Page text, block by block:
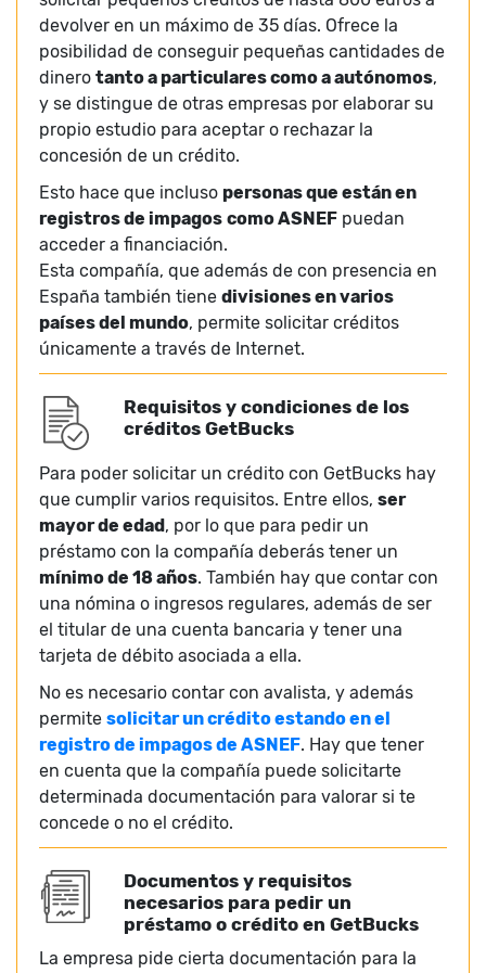
devolver en un máximo de 35 días. Ofrece la
posibilidad de conseguir pequeñas cantidades de
dinero tanto a particulares como a autónomos,
y se distingue de otras empresas por elaborar su
propio estudio para aceptar o rechazar la
concesión de un crédito.
Esto hace que incluso personas que están en
registros de impagos como ASNEF puedan
acceder a financiación.
Esta compañía, que además de con presencia en
España también tiene divisiones en varios
países del mundo, permite solicitar créditos
únicamente a través de Internet.
Requisitos y condiciones de los
créditos GetBucks
Para poder solicitar un crédito con GetBucks hay
que cumplir varios requisitos. Entre ellos, ser
mayor de edad , por lo que para pedir un
préstamo con la compañía deberás tener un
mínimo de 18 años. También hay que contar con
una nómina o ingresos regulares, además de ser
el titular de una cuenta bancaria y tener una
tarjeta de débito asociada a ella.
No es necesario contar con avalista, y además
permite solicitar un crédito estando en el
registro de impagos de ASNEF. Hay que tener
en cuenta que la compañía puede solicitarte
determinada documentación para valorar si te
concede o no el crédito.
Documentos y requisitos
necesarios para pedir un
préstamo o crédito en GetBucks
La empresa pide cierta documentación para la